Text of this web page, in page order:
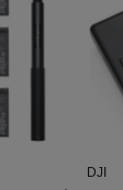
DJI